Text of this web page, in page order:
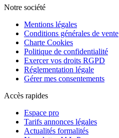
Notre société
Mentions légales
Conditions générales de vente
Charte Cookies
Politique de confidentialité
Exercer vos droits RGPD
Réglementation légale
Gérer mes consentements
Accès rapides
Espace pro
Tarifs annonces légales
Actualités formalités